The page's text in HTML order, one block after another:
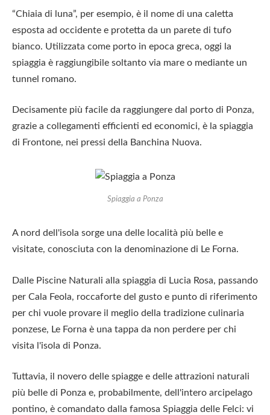
“Chiaia di luna”, per esempio, è il nome di una caletta
esposta ad occidente e protetta da un parete di tufo
bianco. Utilizzata come porto in epoca greca, oggi la
spiaggia è raggiungibile soltanto via mare o mediante un
tunnel romano.
Decisamente più facile da raggiungere dal porto di Ponza,
grazie a collegamenti efficienti ed economici, è la spiaggia
di Frontone, nei pressi della Banchina Nuova.
Spiaggia a Ponza
A nord dell'isola sorge una delle località più belle e
visitate, conosciuta con la denominazione di Le Forna.
Dalle Piscine Naturali alla spiaggia di Lucia Rosa, passando
per Cala Feola, roccaforte del gusto e punto di riferimento
per chi vuole provare il meglio della tradizione culinaria
ponzese, Le Forna è una tappa da non perdere per chi
visita l'isola di Ponza.
Tuttavia, il novero delle spiagge e delle attrazioni naturali
più belle di Ponza e, probabilmente, dell'intero arcipelago
pontino, è comandato dalla famosa Spiaggia delle Felci: vi